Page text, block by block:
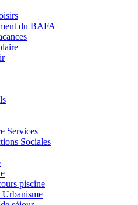
du BAFA
Services
Sociales
piscine